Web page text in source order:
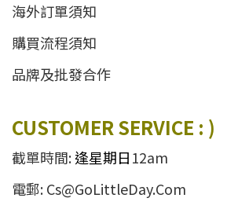
海外訂單須知
購買流程須知
品牌及批發合作
CUSTOMER SERVICE : )
截單時間:逢星期日12am
電郵: Cs@GoLittleDay.Com